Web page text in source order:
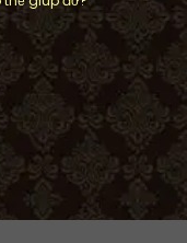
Arwork Artistic
quan khu biệt
Lợi, Cát Lái